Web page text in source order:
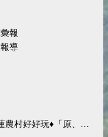
報
導
好玩♦「原、生、慢、活」四條遊程推薦